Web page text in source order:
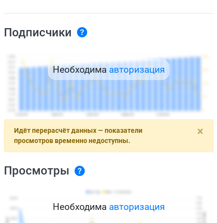
Подписчики
Необходима авторизация
×
Идёт перерасчёт данных — показатели
просмотров временно недоступны.
Просмотры
Необходима авторизация